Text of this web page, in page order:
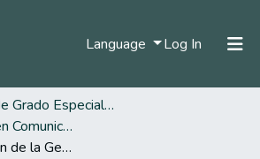
Language Log In (current)
Trabajos de Grado Especializaciones
Especialización en Comunicación Organizacional
Una aproximación de la Gestión de la Comunicación en Contextos de Crisis. Caso Parque del Café